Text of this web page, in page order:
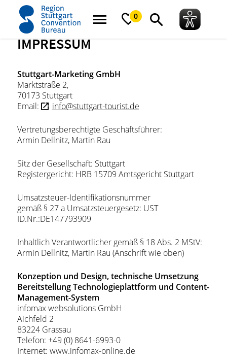
0
Startseite Impressum
IMPRESSUM
Stuttgart-Marketing GmbH
Marktstraße 2,
70173 Stuttgart
Email:
info@stuttgart-tourist.de
Vertretungsberechtigte Geschäftsführer:
Armin Dellnitz, Martin Rau
Sitz der Gesellschaft: Stuttgart
Registergericht: HRB 15709 Amtsgericht Stuttgart
Umsatzsteuer-Identifikationsnummer
gemäß § 27 a Umsatzsteuergesetz: UST
ID.Nr.:DE147793909
Inhaltlich Verantwortlicher gemäß § 18 Abs. 2 MStV:
Armin Dellnitz, Martin Rau (Anschrift wie oben)
Konzeption und Design, technische Umsetzung
Bereitstellung Technologieplattform und Content-
Management-System
infomax websolutions GmbH
Aichfeld 2
83224 Grassau
Telefon: +49 (0) 8641-6993-0
Internet: www.infomax-online.de